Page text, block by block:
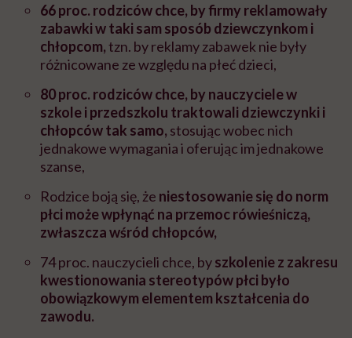
66 proc. rodziców chce, by firmy reklamowały
zabawki w taki sam sposób dziewczynkom i
chłopcom,tzn. by reklamy zabawek nie były
różnicowane ze względu na płeć dzieci,
80 proc. rodziców chce, by nauczyciele w
szkole i przedszkolu traktowali dziewczynki i
chłopców tak samo, stosując wobec nich
jednakowe wymagania i oferując im jednakowe
szanse,
Rodzice boją się, że niestosowanie się do norm
płci może wpłynąć na przemoc rówieśniczą,
zwłaszcza wśród chłopców,
74 proc. nauczycieli chce, byszkolenie z zakresu
kwestionowania stereotypów płci było
obowiązkowym elementem kształcenia do
zawodu.